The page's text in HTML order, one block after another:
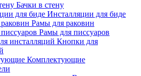
Бачки в стену
Инсталляции для биде
Рамы для раковин
Рамы для писсуаров
Кнопки для
Комплектующие